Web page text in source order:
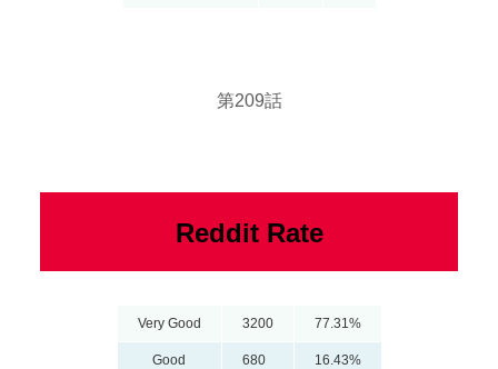
第209話
Reddit Rate
Very Good 3200 77.31%
Good 680 16.43%